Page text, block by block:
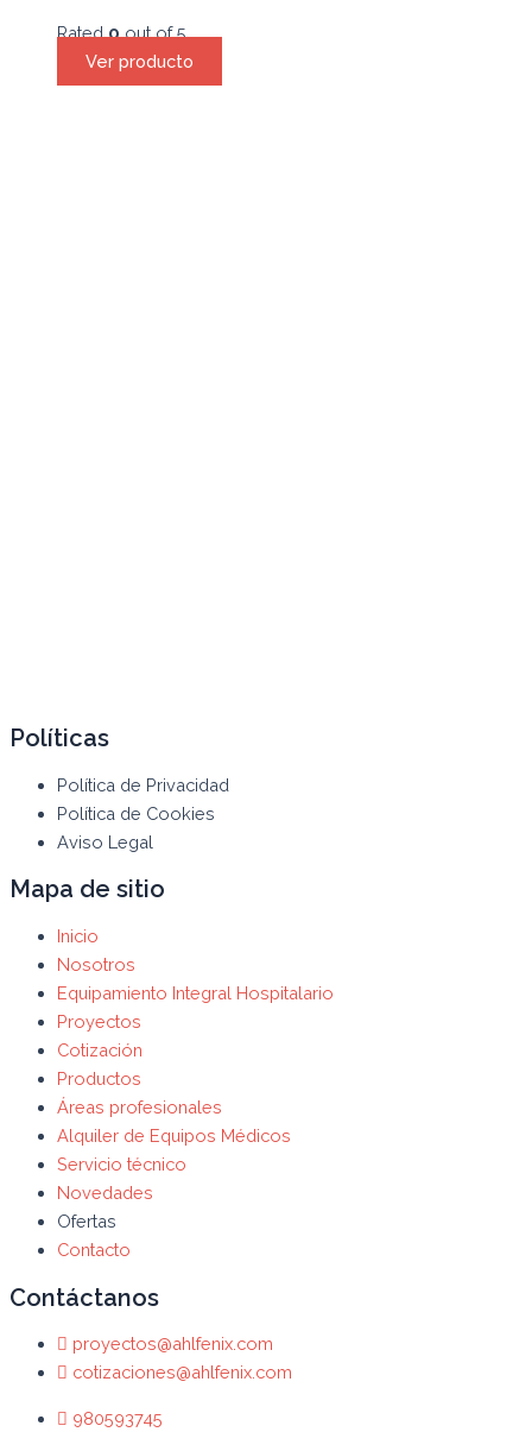
Rated0out of 5
Ver producto
Políticas
Política de Privacidad
Política de Cookies
Aviso Legal
Mapa de sitio
Inicio
Nosotros
Equipamiento Integral Hospitalario
Proyectos
Cotización
Productos
Áreas profesionales
Alquiler de Equipos Médicos
Servicio técnico
Novedades
Ofertas
Contacto
Contáctanos
proyectos@ahlfenix.com
cotizaciones@ahlfenix.com
980593745